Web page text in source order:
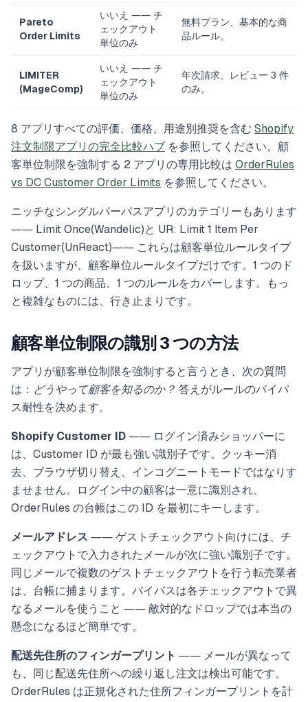
Pareto
Order Limits
いいえ ―― チ
ェックアウト
単位のみ
無料プラン、基本的な商
品ルール。
LIMITER
(MageComp)
いいえ ―― チ
ェックアウト
単位のみ
年次請求、レビュー 3 件
のみ。
8 アプリすべての評価、価格、用途別推奨を含む Shopify
注文制限アプリの完全比較ハブ を参照してください。顧
客単位制限を強制する 2 アプリの専用比較は OrderRules
vs DC Customer Order Limits を参照してください。
ニッチなシングルパーパスアプリのカテゴリーもあります
―― Limit Once(Wandelic)と UR: Limit 1 Item Per
Customer(UnReact)―― これらは顧客単位ルールタイプ
を扱いますが、顧客単位ルールタイプだけです。1 つのド
ロップ、1 つの商品、1 つのルールをカバーします。もっ
と複雑なものには、行き止まりです。
顧客単位制限の識別 3 つの方法
アプリが顧客単位制限を強制すると言うとき、次の質問
は： どうやって顧客を知るのか？ 答えがルールのバイパ
ス耐性を決めます。
Shopify Customer ID ―― ログイン済みショッパーに
は、Customer ID が最も強い識別子です。クッキー消
去、ブラウザ切り替え、インコグニートモードではなりす
ませません。ログイン中の顧客は一意に識別され、
OrderRules の台帳はこの ID を最初にキーします。
メールアドレス ―― ゲストチェックアウト向けには、チ
ェックアウトで入力されたメールが次に強い識別子です。
同じメールで複数のゲストチェックアウトを行う転売業者
は、台帳に捕まります。バイパスは各チェックアウトで異
なるメールを使うこと ―― 敵対的なドロップでは本当の
懸念になるほど簡単です。
配送先住所のフィンガープリント ―― メールが異なって
も、同じ配送先住所への繰り返し注文は検出可能です。
OrderRules は正規化された住所フィンガープリントを計